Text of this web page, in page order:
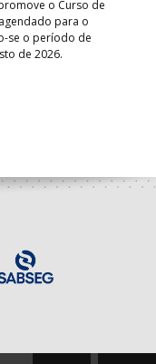
o Curso de
para o
se o período de
de 2026.